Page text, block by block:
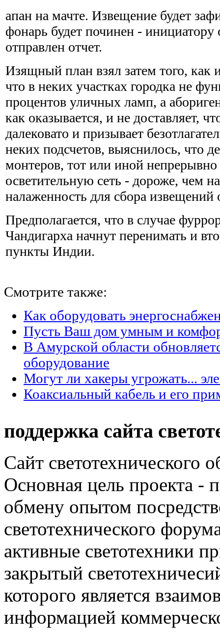
апан на мачте. Извещение будет
фонарь будет починен - инициатору
отправлен отчет.
Изящный план взял затем того, как
что в неких участках городка не
процентов уличных ламп, а
как оказывается, и не доставляет,
далековато и призывает
неких подсчетов, выяснилось, что
монтеров, тот или иной
осветительную сеть - дороже, чем
налаженность для сбора извещений
Предполагается, что в случае
Чандигарха начнут перенимать и
пункты Индии.
Смотрите также:
Как оборудовать
Пусть Ваш дом умным и
В Амурской области
оборудование
Могут ли хакеры угрожать...
Коаксиальный кабель и его
поддержка сайта
Сайт светотехнического
Основная цель проекта -
обмену опытом
светотехнического
активные светотехники
закрытый
которого является
информацией